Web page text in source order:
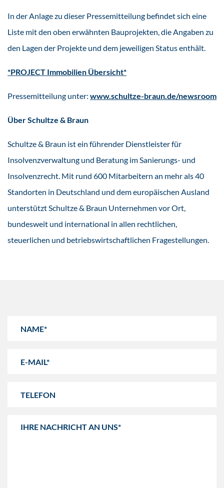
In der Anlage zu dieser Pressemitteilung befindet sich eine
Liste mit den oben erwähnten Bauprojekten, die Angaben zu
den Lagen der Projekte und dem jeweiligen Status enthält.
*PROJECT Immobilien Übersicht*
Pressemitteilung unter: www.schultze-braun.de/newsroom
Über Schultze & Braun
Schultze & Braun ist ein führender Dienstleister für
Insolvenzverwaltung und Beratung im Sanierungs- und
Insolvenzrecht. Mit rund 600 Mitarbeitern an mehr als 40
Standorten in Deutschland und dem europäischen Ausland
unterstützt Schultze & Braun Unternehmen vor Ort,
bundesweit und international in allen rechtlichen,
steuerlichen und betriebswirtschaftlichen Fragestellungen.